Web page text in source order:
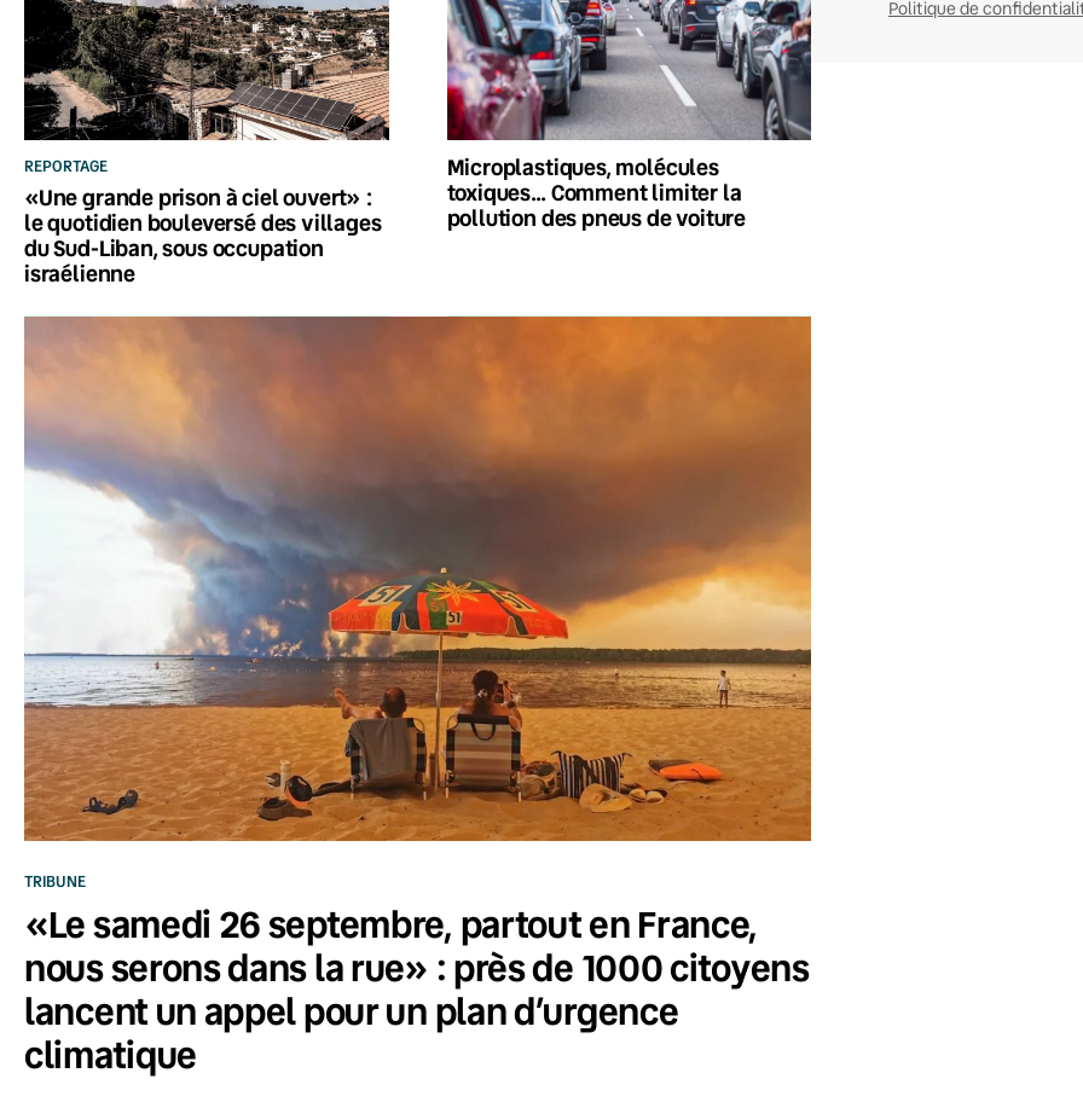
REPORTAGE
«Une grande prison à ciel ouvert» :
le quotidien bouleversé des villages
du Sud-Liban, sous occupation
israélienne
Microplastiques, molécules
toxiques… Comment limiter la
pollution des pneus de voiture
TRIBUNE
«Le samedi 26 septembre, partout en France,
nous serons dans la rue» : près de 1000 citoyens
lancent un appel pour un plan d’urgence
climatique
Politique de